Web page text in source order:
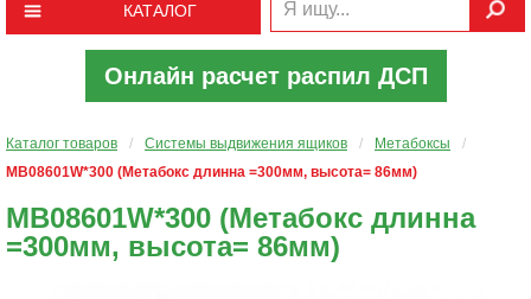
КАТАЛОГ
Онлайн расчет распил ДСП
Каталог товаров / Системы выдвижения ящиков / Метабоксы
/
MB08601W*300 (Meтабокс длинна =300мм, высота= 86мм)
MB08601W*300 (Meтабокс длинна
=300мм, высота= 86мм)